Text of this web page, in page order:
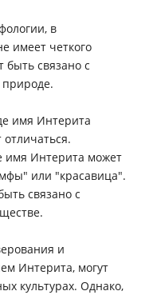
в
имеет четкого
быть связано с
природе.
имя Интерита
отличаться.
имя Интерита может
или "красавица".
связано с
и
Интерита, могут
культурах. Однако,